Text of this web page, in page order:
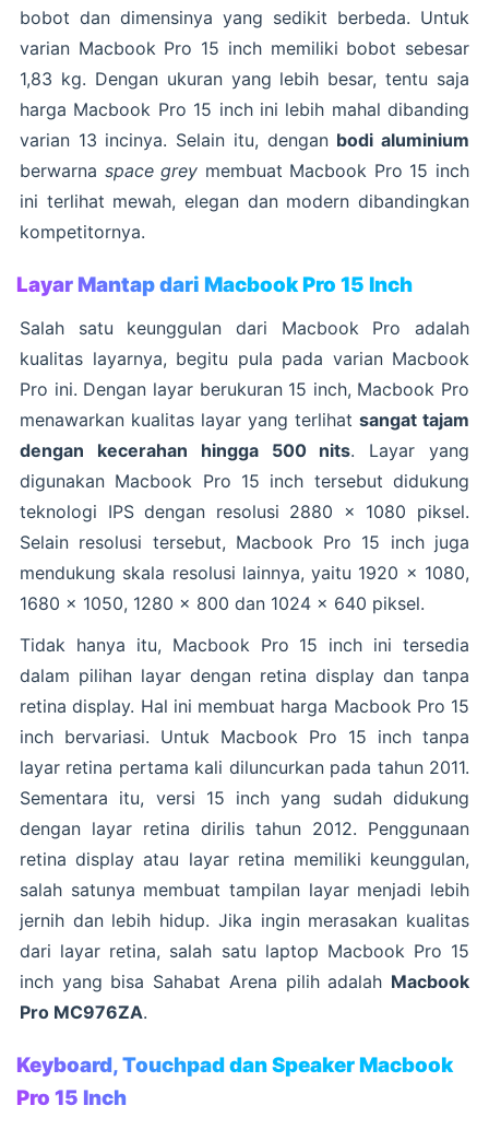
bobot dan dimensinya yang sedikit berbeda. Untuk
varian Macbook Pro 15 inch memiliki bobot sebesar
1,83 kg. Dengan ukuran yang lebih besar, tentu saja
harga Macbook Pro 15 inch ini lebih mahal dibanding
varian 13 incinya. Selain itu, dengan bodi aluminium
berwarna space grey membuat Macbook Pro 15 inch
ini terlihat mewah, elegan dan modern dibandingkan
kompetitornya.
Layar Mantap dari Macbook Pro 15 Inch
Salah satu keunggulan dari Macbook Pro adalah
kualitas layarnya, begitu pula pada varian Macbook
Pro ini. Dengan layar berukuran 15 inch, Macbook Pro
menawarkan kualitas layar yang terlihat sangat tajam
dengan kecerahan hingga 500 nits. Layar yang
digunakan Macbook Pro 15 inch tersebut didukung
teknologi IPS dengan resolusi 2880 x 1080 piksel.
Selain resolusi tersebut, Macbook Pro 15 inch juga
mendukung skala resolusi lainnya, yaitu 1920 x 1080,
1680 x 1050, 1280 x 800 dan 1024 x 640 piksel.
Tidak hanya itu, Macbook Pro 15 inch ini tersedia
dalam pilihan layar dengan retina display dan tanpa
retina display. Hal ini membuat harga Macbook Pro 15
inch bervariasi. Untuk Macbook Pro 15 inch tanpa
layar retina pertama kali diluncurkan pada tahun 2011.
Sementara itu, versi 15 inch yang sudah didukung
dengan layar retina dirilis tahun 2012. Penggunaan
retina display atau layar retina memiliki keunggulan,
salah satunya membuat tampilan layar menjadi lebih
jernih dan lebih hidup. Jika ingin merasakan kualitas
dari layar retina, salah satu laptop Macbook Pro 15
inch yang bisa Sahabat Arena pilih adalah Macbook
Pro MC976ZA.
Keyboard, Touchpad dan Speaker Macbook
Pro 15 Inch